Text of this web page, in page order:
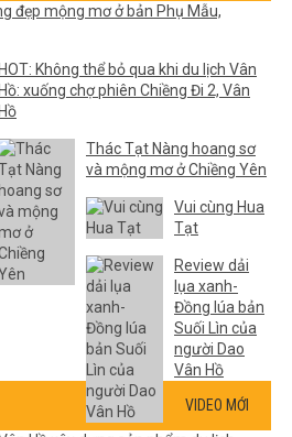
đẹp mộng mơ ở bản Phụ Mẫu,
Không thể bỏ qua khi du lịch Vân
xuống chợ phiên Chiềng Đi 2, Vân
Thác Tạt Nàng hoang sơ
và mộng mơ ở Chiềng Yên
Vui cùng Hua
Tạt
Review dải
lụa xanh-
Đồng lúa bản
Suối Lìn của
người Dao
Vân Hồ
VIDEO MỚI